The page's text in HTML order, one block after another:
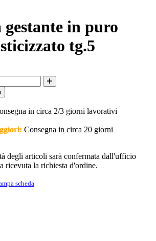
in puro
tg.5
in circa 2/3 giorni lavorativi
Consegna in circa 20 giorni
degli articoli sarà confermata dall'ufficio
ricevuta la richiesta d'ordine.
scheda